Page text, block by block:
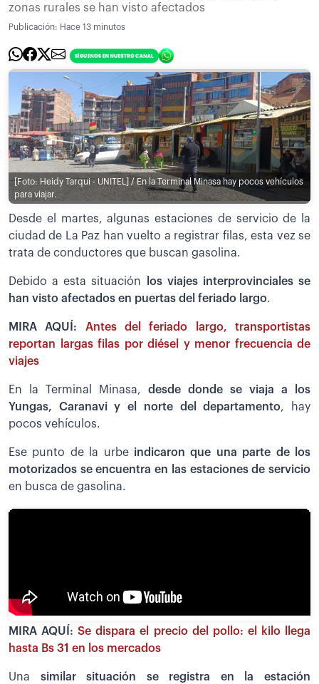
zonas rurales se han visto afectados
Publicación: Hace 13 minutos
[Foto: Heidy Tarqui - UNITEL] / En la Terminal Minasa hay pocos vehículos
para viajar.
Desde el martes, algunas estaciones de servicio de la
ciudad de La Paz han vuelto a registrar filas, esta vez se
trata de conductores que buscan gasolina.
Debido a esta situación
los viajes interprovinciales se
han visto afectados en puertas del feriado largo.
MIRA AQUÍ: Antes del feriado largo, transportistas
reportan largas filas por diésel y menor frecuencia de
viajes
En la Terminal Minasa, desde donde se viaja a los
Yungas, Caranavi y el norte del departamento, hay
pocos vehículos.
Ese punto de la urbe indicaron que una parte de los
motorizados se encuentra en las estaciones de servicio
en busca de gasolina.
MIRA AQUÍ:Se dispara el precio del pollo: el kilo llega
hasta Bs 31 en los mercados
Una similar situación se registra en la estación